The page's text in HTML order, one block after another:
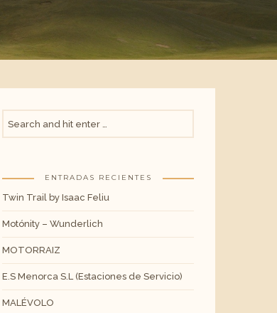
ENTRADAS RECIENTES
Twin Trail by Isaac Feliu
Motónity – Wunderlich
MOTORRAIZ
E.S Menorca S.L (Estaciones de Servicio)
MALÉVOLO